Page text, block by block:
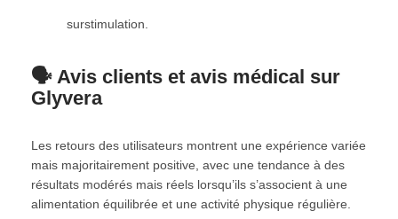
surstimulation.
🗣️ Avis clients et avis médical sur
Glyvera
Les retours des utilisateurs montrent une expérience variée
mais majoritairement positive, avec une tendance à des
résultats modérés mais réels lorsqu’ils s’associent à une
alimentation équilibrée et une activité physique régulière.